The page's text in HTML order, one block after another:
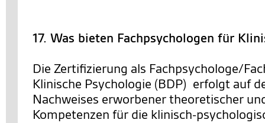
17. Was bieten Fachpsychologen für
Die Zertifizierung als Fachpsychologe/
Klinische Psychologie (BDP) erfolgt auf
Nachweises erworbener theoretischer
Kompetenzen für die klinisch-